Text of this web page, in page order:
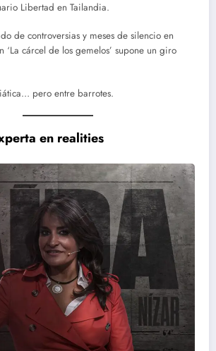
Libertad en Tailandia.
de controversias y meses de silencio en
‘La cárcel de los gemelos’ supone un giro
pero entre barrotes.
en realities